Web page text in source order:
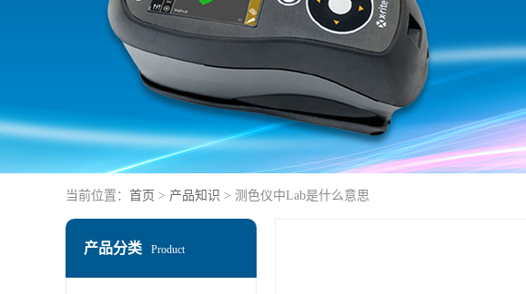
当前位置： 首页 > 产品知识 > 测色仪中Lab是什么意思
产品分类 Product